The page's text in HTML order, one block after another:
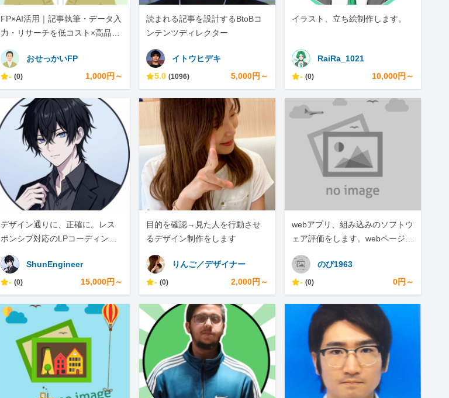
FP×AI活用｜記事執筆・データ入
力・リサーチを低コスト×高品質
おせっかいFP
- (0) 1,000円～
読まれる記事を設計するBtoBコ
ンテンツディレクター
イトウヒデキ
5.0 (1096) 5,000円～
イラスト、立ち絵制作します。
RaiRa_1021
- (0) 10,000円～
デザイン通りに、正確に。レス
ポンシブ対応のLPコーディング
ShunEngineer
- (0) 15,000円～
目的を確認→見た人を行動させ
るデザイン制作をします
りんご／デザイナー
- (0) 2,000円～
webアプリ、組み込みのソフトウ
ェア評価をします。webページの
のび1963
- (0) 0円～